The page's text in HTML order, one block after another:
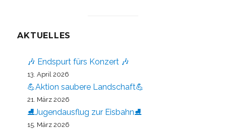
AKTUELLES
🎶 Endspurt fürs Konzert 🎶
13. April 2026
💪Aktion saubere Landschaft💪
21. März 2026
⛸️Jugendausflug zur Eisbahn⛸️
15. März 2026